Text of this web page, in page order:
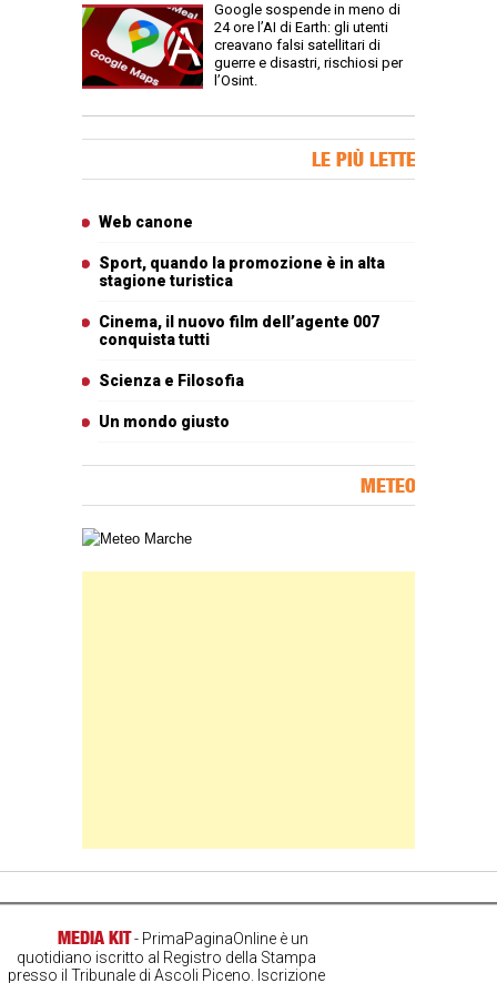
Google sospende in meno di
24 ore l’AI di Earth: gli utenti
creavano falsi satellitari di
guerre e disastri, rischiosi per
l’Osint.
LE PIÙ LETTE
Web canone
Sport, quando la promozione è in alta
stagione turistica
Cinema, il nuovo film dell’agente 007
conquista tutti
Scienza e Filosofia
Un mondo giusto
METEO
Carta meteorologica delle Marche
MEDIA KIT- PrimaPaginaOnline è un
quotidiano iscritto al Registro della Stampa
presso il Tribunale di Ascoli Piceno. Iscrizione